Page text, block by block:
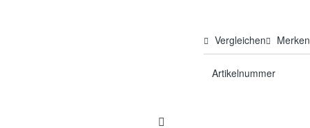
Vergleichen Merken
Artikelnummer